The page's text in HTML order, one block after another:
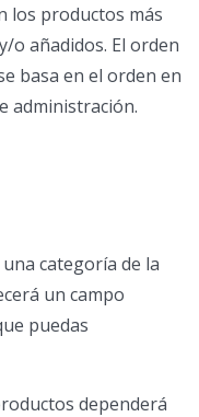
los productos más
o añadidos. El orden
basa en el orden en
administración.
categoría de la
un campo
puedas
dependerá